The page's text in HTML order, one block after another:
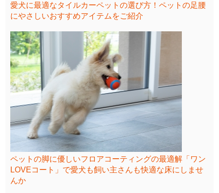
愛犬に最適なタイルカーペットの選び方！ペットの足腰
にやさしいおすすめアイテムをご紹介
ペットの脚に優しいフロアコーティングの最適解「ワン
LOVEコート」で愛犬も飼い主さんも快適な床にしませ
んか